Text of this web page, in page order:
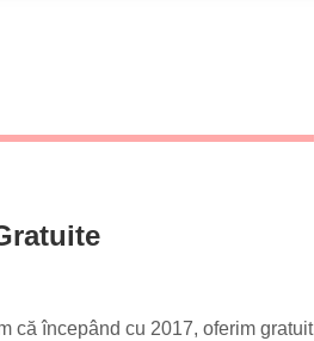
că începând cu 2017, oferim gratuit